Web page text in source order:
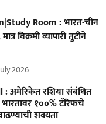
Room : भारत-चीन
विक्रमी व्यापारी तुटीने
2026
: अमेरिकेत रशिया संबंधित
१००% टॅरिफचे
शक्यता